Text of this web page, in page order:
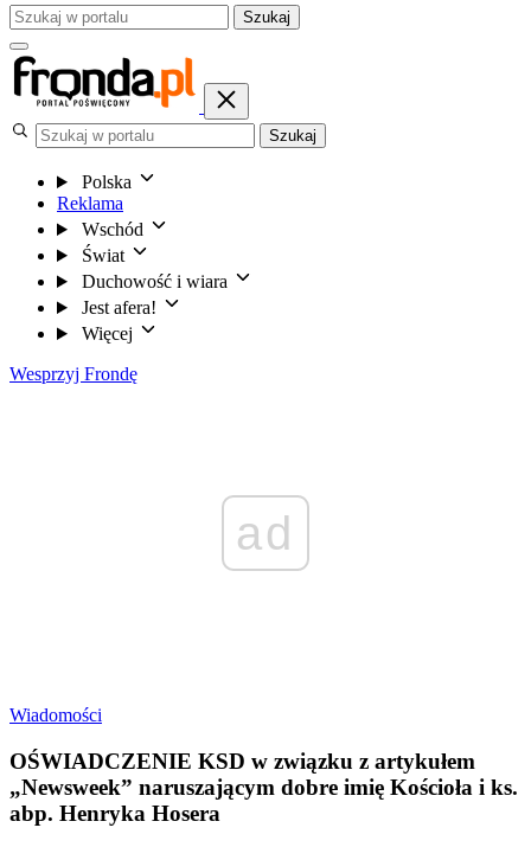
Szukaj
Szukaj
Polska
Reklama
Wschód
Świat
Duchowość i wiara
Jest afera!
Więcej
Wesprzyj Frondę
ad
Wiadomości
OŚWIADCZENIE KSD w związku z artykułem
„Newsweek” naruszającym dobre imię Kościoła i ks.
abp. Henryka Hosera